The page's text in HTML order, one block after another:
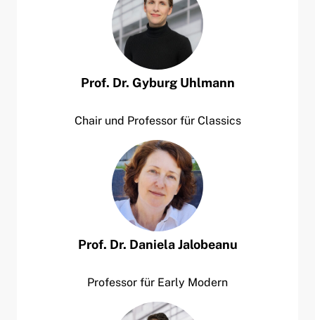
Prof. Dr. Gyburg Uhlmann
Chair und Professor für Classics
Prof. Dr. Daniela Jalobeanu
Professor für Early Modern